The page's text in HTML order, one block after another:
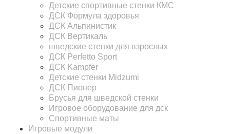
Детские спортивные стенки КМС
ДСК Формула здоровья
ДСК Альпинистик
ДСК Вертикаль
шведские стенки для взрослых
ДСК Perfetto Sport
ДСК Kampfer
Детские стенки Midzumi
ДСК Пионер
Брусья для шведской стенки
Игровое оборудование для дск
Спортивные маты
Игровые модули